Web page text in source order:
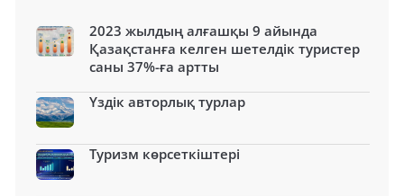
2023 жылдың алғашқы 9 айында
Қазақстанға келген шетелдік туристер
саны 37%-ға артты
Үздік авторлық турлар
Туризм көрсеткіштері